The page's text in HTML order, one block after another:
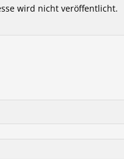
wird nicht veröffentlicht.